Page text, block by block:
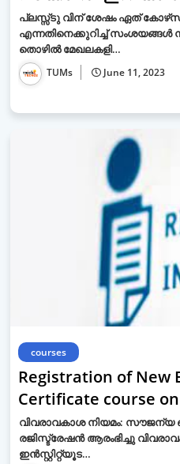
പ്ലസ്സ്ടു വിന് ശേഷം ഏത്
എന്നതിനെക്കുറിച്ച് സംശയങ്ങള്‍
തൊഴില്‍ മേഖലകളി…
TUMs June 11, 2023
courses
Registration of New
Certificate course on
വിവരാവകാശ നിയമം: സൗജന്യ
രജിസ്ട്രേഷൻ ആരംഭിച്ചു
ഇൻസ്റ്റിറ്റ്യൂട…